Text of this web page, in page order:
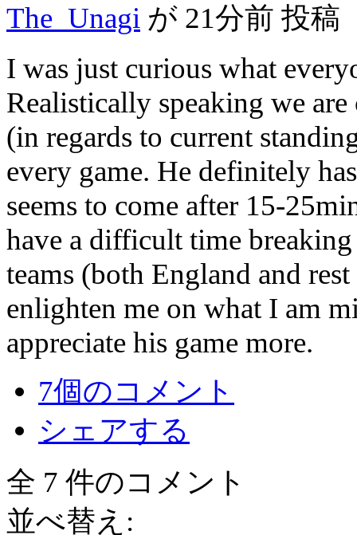
The_Unagi が 21分前 投稿
I was just curious what
Realistically speaking we
(in regards to current
every game. He definitely
seems to come after 15-
have a difficult time
teams (both England and
enlighten me on what I am
appreciate his game more.
7個のコメント
シェアする
全 7 件のコメント
並べ替え: